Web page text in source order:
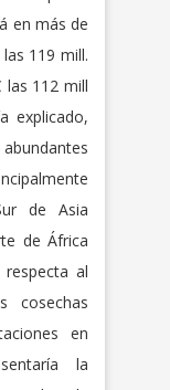
en más de
119 mill.
las 112 mill
explicado,
de Asia
de África
al
cosechas
en
la